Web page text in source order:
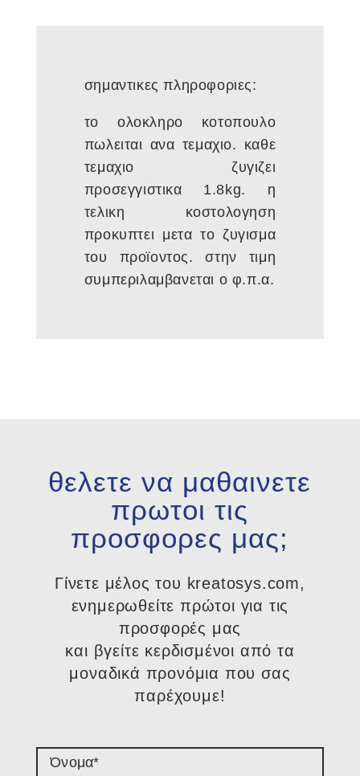
σημαντικες πληροφοριες:
το ολοκληρο κοτοπουλο
πωλειται ανα τεμαχιο. καθε
τεμαχιο ζυγιζει
προσεγγιστικα 1.8kg. η
τελικη κοστολογηση
προκυπτει μετα το ζυγισμα
του προϊοντος. στην τιμη
συμπεριλαμβανεται ο φ.π.α.
θελετε να μαθαινετε
πρωτοι τις
προσφορες μας;
Γίνετε μέλος του kreatosys.com,
ενημερωθείτε πρώτοι για τις
προσφορές μας
και βγείτε κερδισμένοι από τα
μοναδικά προνόμια που σας
παρέχουμε!​